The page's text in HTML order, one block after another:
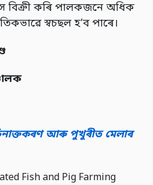
বিক্ৰী কৰি পালকজনে অধিক
স্বচছল হ’ব পাৰে।
আৰু পুখুৰীত মেলাৰ
Fish and Pig Farming